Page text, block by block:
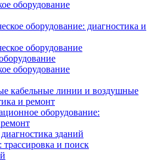
оборудование
оборудование: диагностика и
оборудование
оборудование
кабельные линии и воздушные
и ремонт
оборудование:
зданий
и поиск